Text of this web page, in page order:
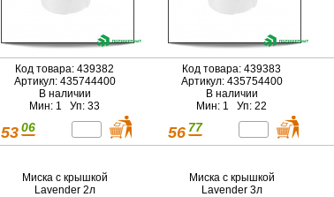
Код товара: 439382
Артикул: 435744400
В наличии
Мин: 1 Уп: 33
53 06
Код товара: 439383
Артикул: 435754400
В наличии
Мин: 1 Уп: 22
56 77
Миска с крышкой
Lavender 2л
Миска с крышкой
Lavender 3л